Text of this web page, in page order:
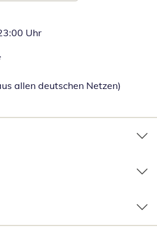
Uhr
allen deutschen Netzen)